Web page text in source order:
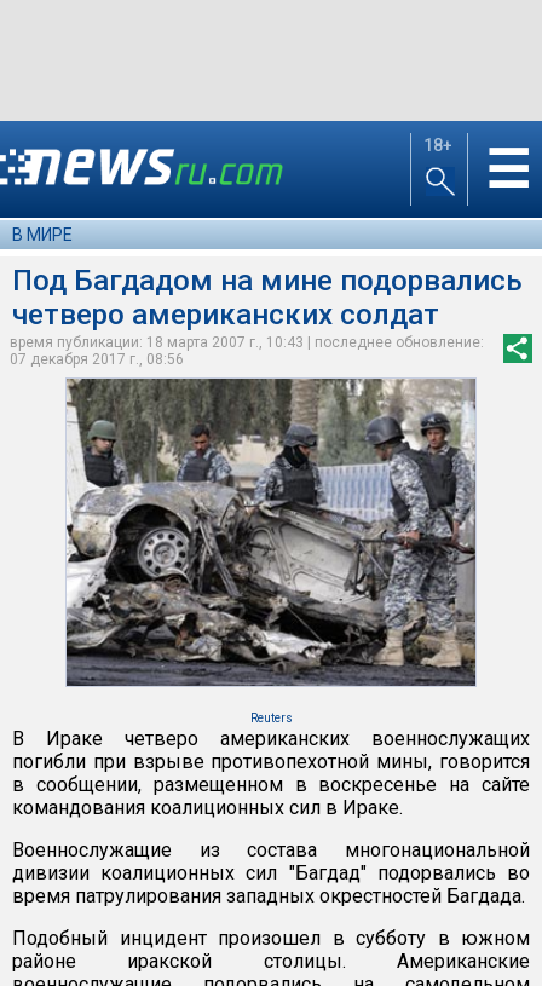
18+ ☰
В МИРЕ
Под Багдадом на мине подорвались
четверо американских солдат
время публикации: 18 марта 2007 г., 10:43 | последнее обновление:
07 декабря 2017 г., 08:56
Reuters
В Ираке четверо американских военнослужащих
погибли при взрыве противопехотной мины, говорится
в сообщении, размещенном в воскресенье на сайте
командования коалиционных сил в Ираке.
Военнослужащие из состава многонациональной
дивизии коалиционных сил "Багдад" подорвались во
время патрулирования западных окрестностей Багдада.
Подобный инцидент произошел в субботу в южном
районе иракской столицы. Американские